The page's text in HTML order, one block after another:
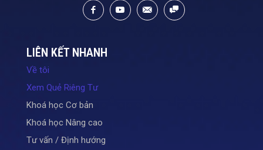
LIÊN KẾT NHANH
Về tôi
Xem Quẻ Riêng Tư
Khoá học Cơ bản
Khoá học Nâng cao
Tư vấn / Định hướng